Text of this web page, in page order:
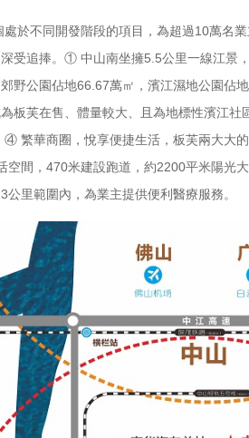
於不同開發階段的項目，為超過10萬名
受追捧。 ① 中山南坐擁5.5公里一線江景，
野公園佔地66.67萬㎡，濱江濕地公園
板芙在售、體量較大、且為地標性濱江社
繁華商圈，悅享便捷生活，板芙兩大大
空間，470米建設跑道，約2200平米陽光
公里範圍內，為業主提供便利醫療服務。